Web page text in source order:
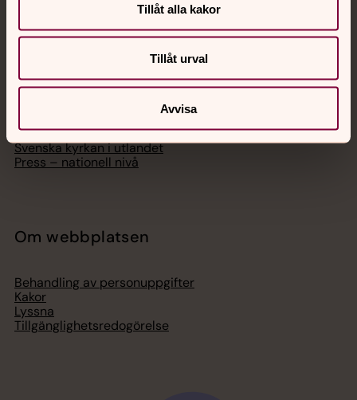
Tillåt alla kakor
Tillåt urval
Avvisa
Bli medlem
Lediga jobb
Act Svenska kyrkan
Svenska kyrkan i utlandet
Press – nationell nivå
Om webbplatsen
Behandling av personuppgifter
Kakor
Lyssna
Tillgänglighetsredogörelse